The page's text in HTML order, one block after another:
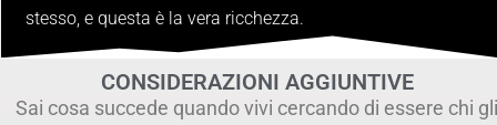
stesso, e questa è la vera ricchezza.
CONSIDERAZIONI AGGIUNTIVE
Sai cosa succede quando vivi cercando di essere chi gli